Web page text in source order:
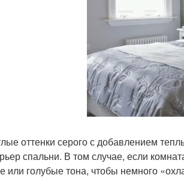
оттенки серого с добавлением
спальни. В том случае, если
или голубые тона, чтобы немного